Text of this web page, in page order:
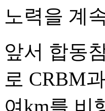
노력을 계
앞서 합동
로 CRBM
여km를 비